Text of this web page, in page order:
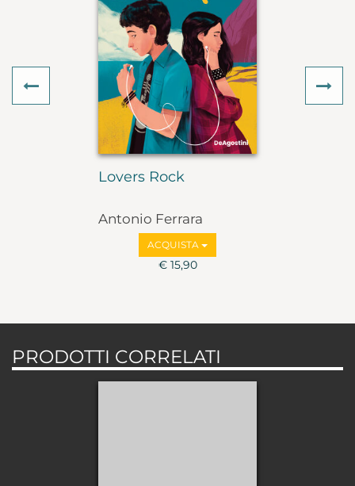
Lovers Rock
Antonio Ferrara
ACQUISTA
€ 15,90
Previous
PRODOTTI CORRELATI